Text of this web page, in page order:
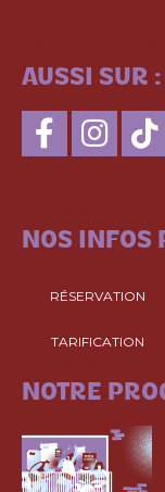
AUSSI SUR :
NOS INFOS
RÉSERVATION
TARIFICATION
NOTRE